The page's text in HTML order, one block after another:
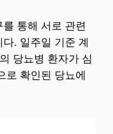
통해 서로 관련
. 일주일 기준 계
당뇨병 환자가 심
로 확인된 당뇨에